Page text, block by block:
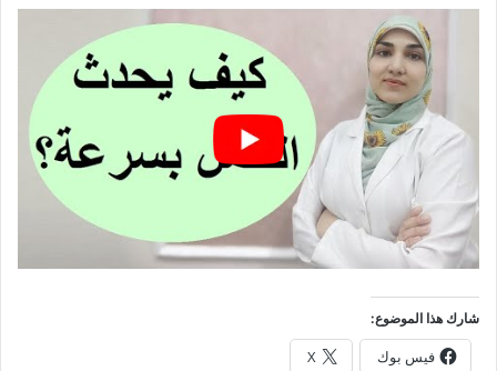
شارك هذا الموضوع:
فيس بوك X